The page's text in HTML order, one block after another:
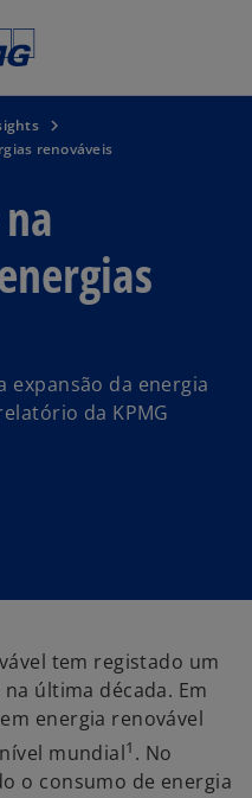
renováveis
expansão da energia
da KPMG
tem registado um
última década. Em
energia renovável
mundial1 . No
o consumo de energia